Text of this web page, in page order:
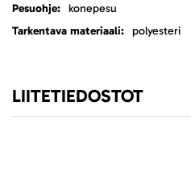
konepesu
polyesteri
LIITETIEDOSTOT